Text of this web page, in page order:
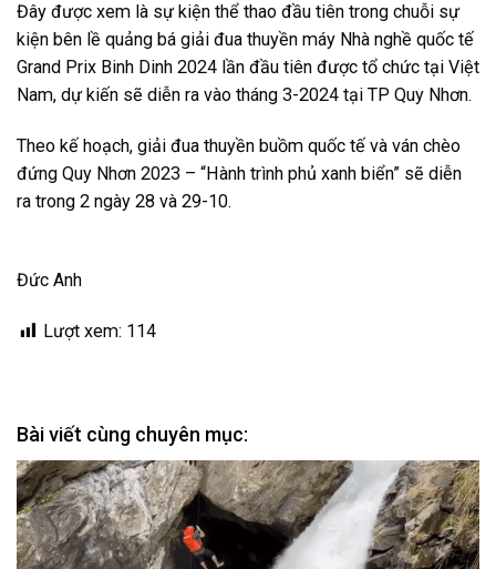
Đây được xem là sự kiện thể thao đầu tiên trong chuỗi sự
kiện bên lề quảng bá giải đua thuyền máy Nhà nghề quốc tế
Grand Prix Binh Dinh 2024 lần đầu tiên được tổ chức tại Việt
Nam, dự kiến sẽ diễn ra vào tháng 3-2024 tại TP Quy Nhơn.
Theo kế hoạch, giải đua thuyền buồm quốc tế và ván chèo
đứng Quy Nhơn 2023 – “Hành trình phủ xanh biển” sẽ diễn
ra trong 2 ngày 28 và 29-10.
Đức Anh
Lượt xem: 114
Bài viết cùng chuyên mục: